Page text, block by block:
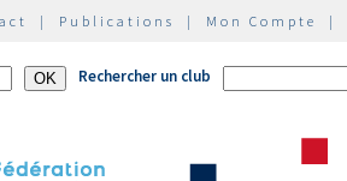
| Publications | Mon Compte |
Rechercher un club